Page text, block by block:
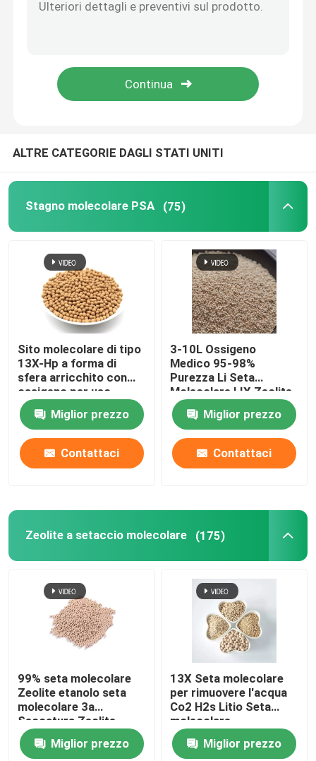
Allumina attivata
Imballaggio di laboratorio
internals della colonna di distillazione
Palla ceramica dell'allumina
imballaggio di torre in ceramica
Imballaggio della torre metallica
Imballaggi per torri in plastica
Biobolle in ceramica
media del mbbr
ALTRE CATEGORIE DAGLI STATI UNITI
Stagno molecolare PSA (75)
Sito molecolare di tipo
13X-Hp a forma di
sfera arricchito con
ossigeno per uso
medico
Miglior prezzo
Contattaci
3-10L Ossigeno
Medico 95-98%
Purezza Li Seta
Molecolare LIX Zeolite
13X Litio Zeolite
Ossigeno Per
Concentratore di
Ossigeno
Miglior prezzo
Contattaci
Zeolite a setaccio molecolare (175)
99% seta molecolare
Zeolite etanolo seta
molecolare 3a
Seccatura Zeolite
Miglior prezzo
13X Seta molecolare
per rimuovere l'acqua
Co2 H2s Litio Seta
molecolare
Miglior prezzo